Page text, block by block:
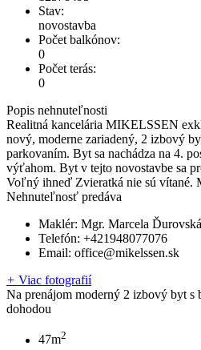
Stav:
novostavba
Počet balkónov:
0
Počet terás:
0
Popis nehnuteľnosti
Realitná kancelária MIKELSSEN
nový, moderne zariadený, 2 izbový
parkovaním. Byt sa nachádza na 4.
výťahom. Byt v tejto novostavbe sa
Voľný ihneď Zvieratká nie sú vítané.
Nehnuteľnosť predáva
Maklér: Mgr. Marcela Ďurovská
Telefón: +421948077076
Email: office@mikelssen.sk
+ Viac fotografií
Na prenájom moderný 2 izbový byt s
dohodou
47m2